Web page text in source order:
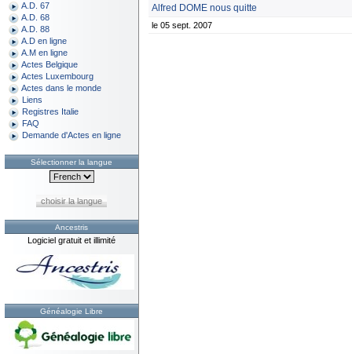
A.D. 67
A.D. 68
A.D. 88
A.D en ligne
A.M en ligne
Actes Belgique
Actes Luxembourg
Actes dans le monde
Liens
Registres Italie
FAQ
Demande d'Actes en ligne
Sélectionner la langue
choisir la langue
Ancestris
Logiciel gratuit et illimité
Généalogie Libre
Alfred DOME nous quitte
le 05 sept. 2007